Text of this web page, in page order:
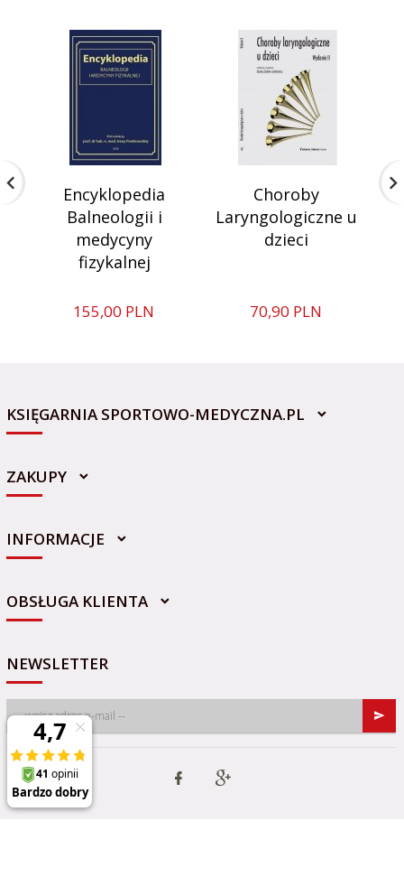
Encyklopedia
Balneologii i
medycyny
fizykalnej
155,00 PLN
Choroby
Laryngologiczne u
dzieci
70,90 PLN
KSIĘGARNIA SPORTOWO-MEDYCZNA.PL
sklep@sportowo-medyczna.pl
ZAKUPY
INFORMACJE
OBSŁUGA KLIENTA
NEWSLETTER